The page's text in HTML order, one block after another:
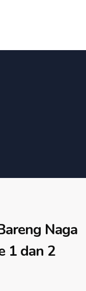
Naga
1 dan 2